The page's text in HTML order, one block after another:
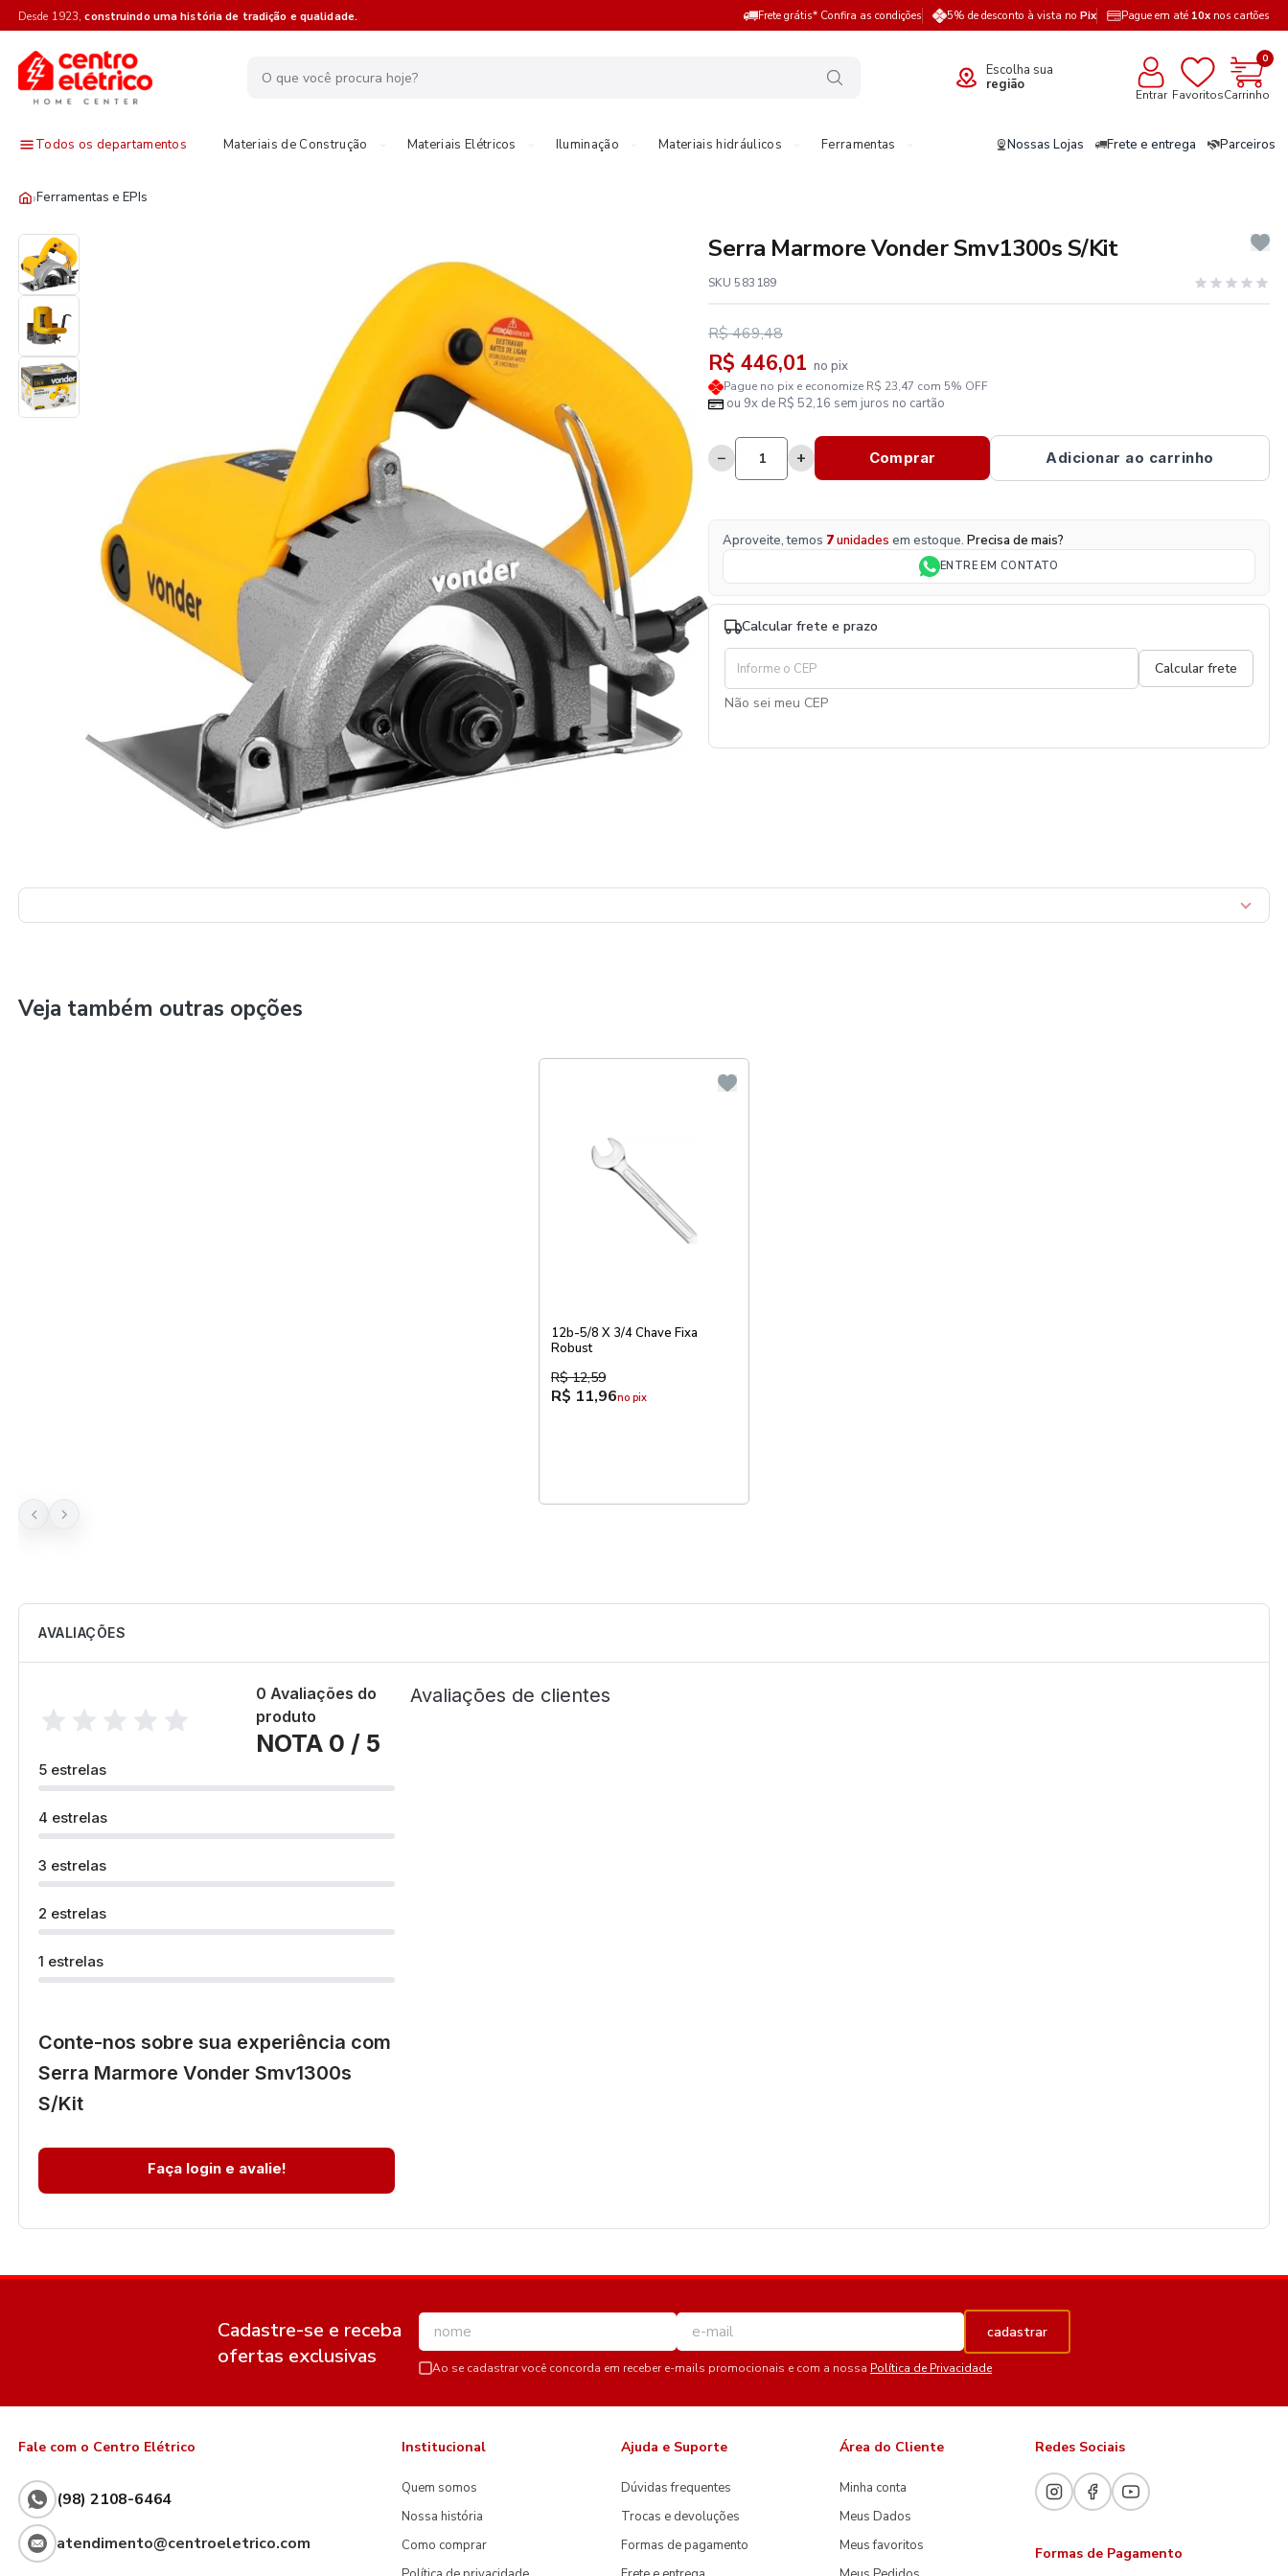
Desde 1923,construindo uma história de tradição e qualidade. Frete grátis* Confira as condições 5% de desconto à vista no Pix Pague em até 10x nos cartões
Escolha sua
região
Entrar Favoritos
0
Carrinho
Todos os departamentos Materiais de Construção Materiais Elétricos Iluminação Materiais hidráulicos Ferramentas Nossas Lojas Frete e entrega Parceiros
›Ferramentas e EPIs
Serra Marmore Vonder Smv1300s S/Kit
SKU 583189
R$ 469,48
R$ 446,01 no pix
Pague no pix e economize R$ 23,47 com 5% OFF
ou 9x de R$ 52,16 sem juros no cartão
− + Comprar Adicionar ao carrinho
Aproveite, temos 7unidades em estoque. Precisa de mais?
ENTRE EM CONTATO
Calcular frete e prazo
Não sei meu CEP
Veja também outras opções
12b-5/8 X 3/4 Chave Fixa
Robust
R$ 12,59
R$ 11,96no pix
AVALIAÇÕES
0 Avaliações do
produto
NOTA 0 / 5
5 estrelas
4 estrelas
3 estrelas
2 estrelas
1 estrelas
Conte-nos sobre sua experiência com
Serra Marmore Vonder Smv1300s
S/Kit
Faça login e avalie!
Avaliações de clientes
Cadastre-se e receba
ofertas exclusivas
cadastrar
Ao se cadastrar você concorda em receber e-mails promocionais e com a nossa Política de Privacidade
Fale com o Centro Elétrico
(98) 2108-6464
atendimento@centroeletrico.com
Institucional
Quem somos
Nossa história
Como comprar
Ajuda e Suporte
Dúvidas frequentes
Trocas e devoluções
Formas de pagamento
Área do Cliente
Minha conta
Meus Dados
Meus favoritos
Redes Sociais
Formas de Pagamento